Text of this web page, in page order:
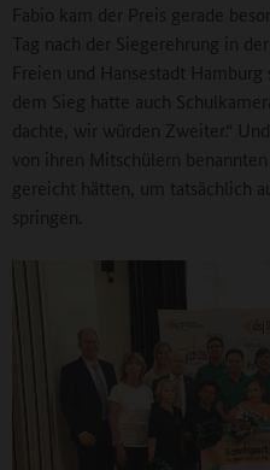
Fabio kam der Preis gerade
Tag nach der Siegerehrung in
Freien und Hansestadt
dem Sieg hatte auch
dachte, wir würden Zweiter.“
von ihren Mitschülern
gereicht hätten, um tatsächlich
springen.